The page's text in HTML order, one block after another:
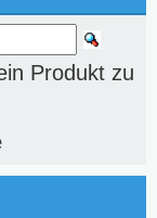
Produkt zu